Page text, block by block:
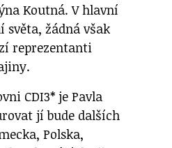
Koutná. V hlavní
světa, žádná však
reprezentanti
CDI3* je Pavla
jí bude dalších
Polska,